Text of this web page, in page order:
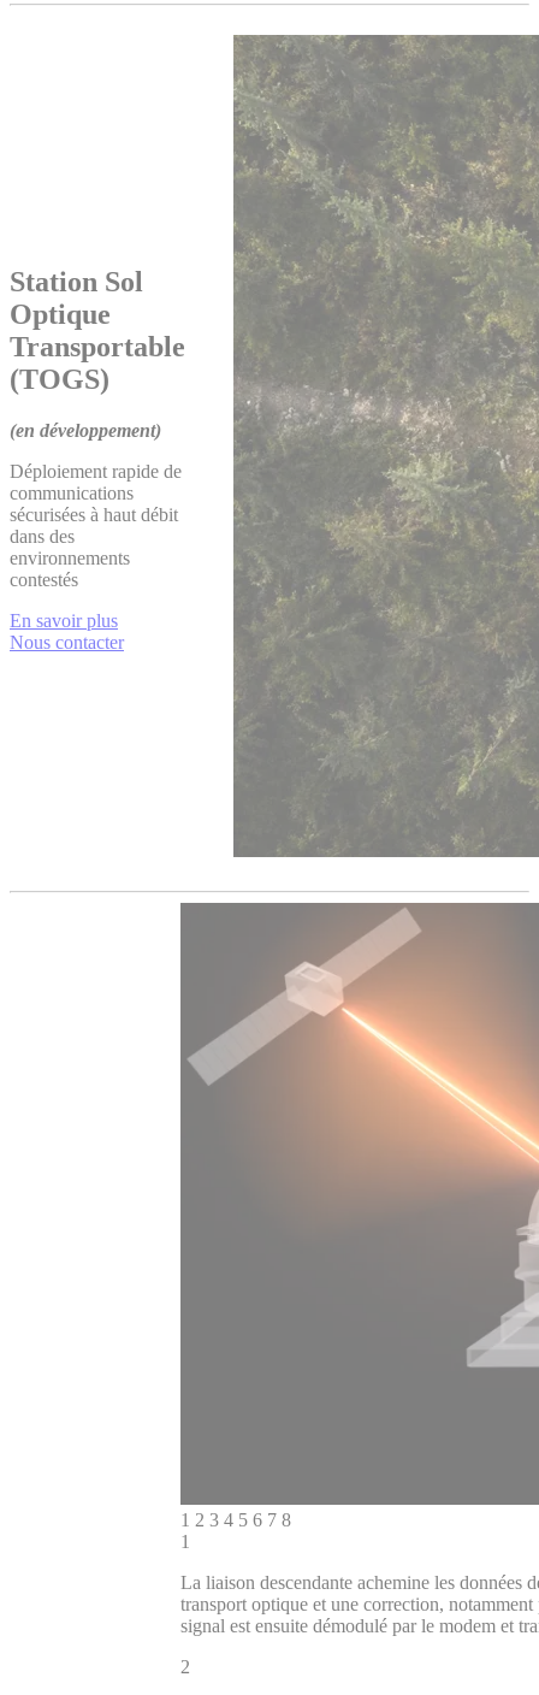
Station Sol
Optique
Transportable
(TOGS)
(en développement)
Déploiement rapide de
communications
sécurisées à haut débit
dans des
environnements
contestés
En savoir plus
Nous contacter
1 2 3 4 5 6 7 8
1
La liaison descendante achemine les données
transport optique et une correction,
signal est ensuite démodulé par le modem et
2